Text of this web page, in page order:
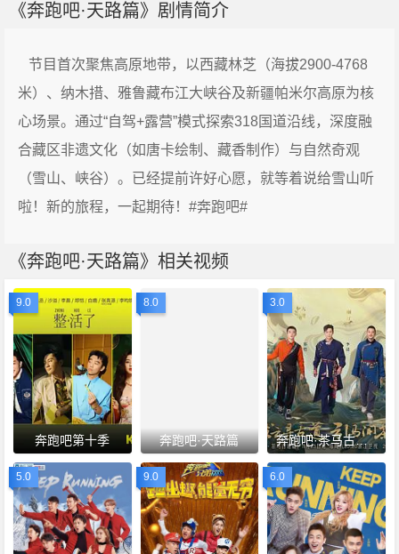
《奔跑吧·天路篇》剧情简介
节目首次聚焦高原地带，以西藏林芝（海拔2900-4768
米）、纳木措、雅鲁藏布江大峡谷及新疆帕米尔高原为核
心场景。通过“自驾+露营”模式探索318国道沿线，深度融
合藏区非遗文化（如唐卡绘制、藏香制作）与自然奇观
（雪山、峡谷）。已经提前许好心愿，就等着说给雪山听
啦！新的旅程，一起期待！#奔跑吧#
《奔跑吧·天路篇》相关视频
9.0
奔跑吧第十季
8.0
奔跑吧·天路篇
3.0
奔跑吧·茶马古道篇跑男来了
5.0 9.0 6.0